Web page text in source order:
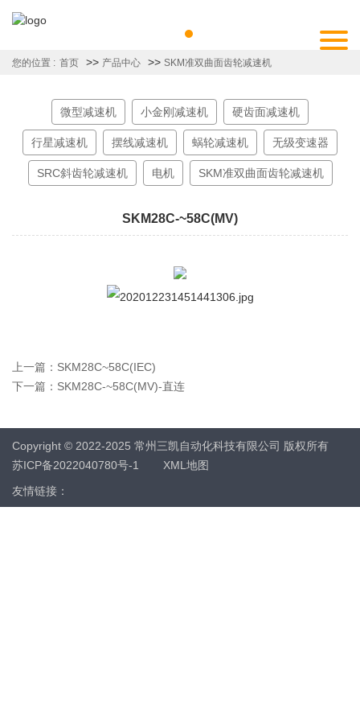
您的位置 : 首页 >> 产品中心 >> SKM准双曲面齿轮减速机
微型减速机 小金刚减速机 硬齿面减速机
行星减速机 摆线减速机 蜗轮减速机 无级变速器
SRC斜齿轮减速机 电机 SKM准双曲面齿轮减速机
SKM28C-~58C(MV)
上一篇： SKM28C~58C(IEC)
下一篇： SKM28C-~58C(MV)-直连
Copyright © 2022-2025 常州三凯自动化科技有限公司 版权所有
苏ICP备2022040780号-1
XML地图
友情链接：